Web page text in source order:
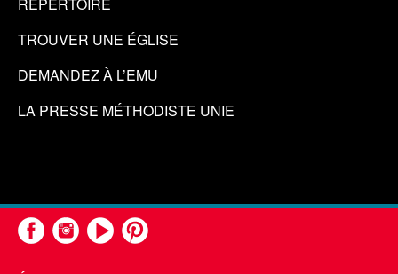
TROUVER UNE ÉGLISE
DEMANDEZ À L’EMU
LA PRESSE MÉTHODISTE UNIE